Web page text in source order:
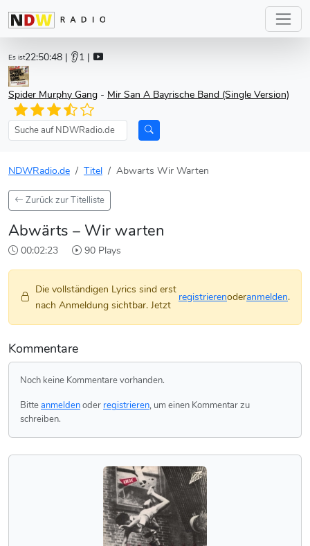
Es ist22:50:48 | 👂1 |
Spider Murphy Gang - Mir San A Bayrische Band (Single Version)
NDWRadio.de Titel Abwarts Wir Warten
Zurück zur Titelliste
Abwärts – Wir warten
00:02:23 90 Plays
Die vollständigen Lyrics sind erst
nach Anmeldung sichtbar. Jetzt
registrierenoderanmelden.
Kommentare
Noch keine Kommentare vorhanden.
Bitteanmeldenoder registrieren, um einen Kommentar zu
schreiben.